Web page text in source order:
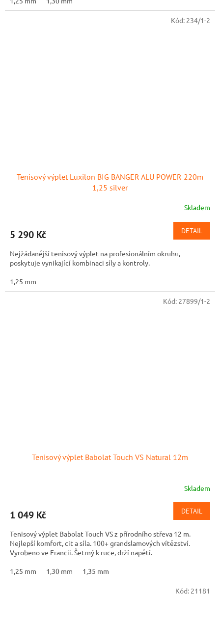
Tenisový výplet Luxilon BIG BANGER ALU POWER 220m
1,25 silver
Skladem
5 290 Kč DETAIL
Nejžádanější tenisový výplet na profesionálním okruhu,
poskytuje vynikající kombinaci síly a kontroly.
1,25 mm
Kód: 234/1-2
Tenisový výplet Babolat Touch VS Natural 12m
Skladem
1 049 Kč DETAIL
Tenisový výplet Babolat Touch VS z přírodního střeva 12 m.
Nejlepší komfort, cit a síla. 100+ grandslamových vítězství.
Vyrobeno ve Francii. Šetrný k ruce, drží napětí.
1,25 mm 1,30 mm 1,35 mm
Kód: 27899/1-2
Kód: 21181